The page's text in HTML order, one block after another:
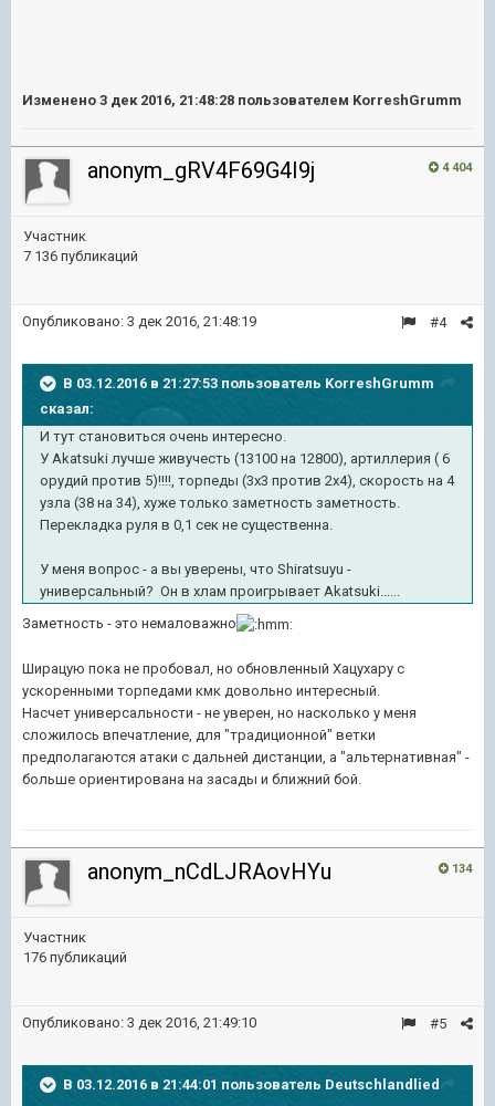
Изменено 3 дек 2016, 21:48:28 пользователем KorreshGrumm
4 404
anonym_gRV4F69G4I9j
Участник
7 136 публикаций
#4
Опубликовано: 3 дек 2016, 21:48:19
В 03.12.2016 в 21:27:53 пользователь KorreshGrumm
сказал:
И тут становиться очень интересно.
У Akatsuki лучше живучесть (13100 на 12800), артиллерия ( 6
орудий против 5)!!!!, торпеды (3х3 против 2х4), скорость на 4
узла (38 на 34), хуже только заметность заметность.
Перекладка руля в 0,1 сек не существенна.
У меня вопрос - а вы уверены, что Shiratsuyu -
универсальный? Он в хлам проигрывает Akatsuki......
Заметность - это немаловажно
Ширацую пока не пробовал, но обновленный Хацухару с
ускоренными торпедами кмк довольно интересный.
Насчет универсальности - не уверен, но насколько у меня
сложилось впечатление, для "традиционной" ветки
предполагаются атаки с дальней дистанции, а "альтернативная" -
больше ориентирована на засады и ближний бой.
134
anonym_nCdLJRAovHYu
Участник
176 публикаций
#5
Опубликовано: 3 дек 2016, 21:49:10
В 03.12.2016 в 21:44:01 пользователь Deutschlandlied